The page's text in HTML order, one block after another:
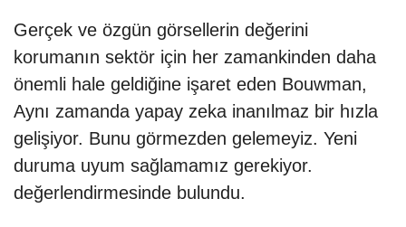
Gerçek ve özgün görsellerin değerini
korumanın sektör için her zamankinden daha
önemli hale geldiğine işaret eden Bouwman,
Aynı zamanda yapay zeka inanılmaz bir hızla
gelişiyor. Bunu görmezden gelemeyiz. Yeni
duruma uyum sağlamamız gerekiyor.
değerlendirmesinde bulundu.